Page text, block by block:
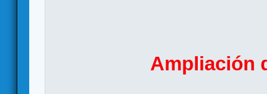
Ampliación